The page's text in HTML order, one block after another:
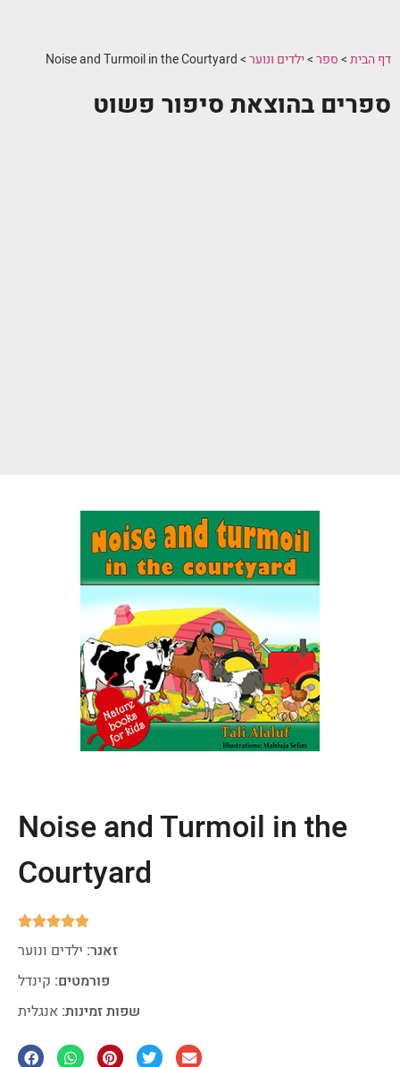
דף הבית > ספר >ילדים ונוער >
Noise and Turmoil in the Courtyard
ספרים בהוצאת סיפור פשוט
Noise and Turmoil in the
Courtyard





זאנר: ילדים ונוער
פורמטים: קינדל
שפות זמינות: אנגלית